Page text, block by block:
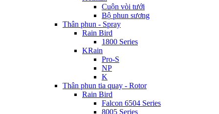
Cuộn vòi tưới
Bộ phun sương
Thân phun - Spray
Rain Bird
1800 Series
KRain
Pro-S
NP
K
Thân phun tia quay - Rotor
Rain Bird
Falcon 6504 Series
8005 Series